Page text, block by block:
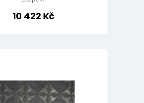
10 422 Kč